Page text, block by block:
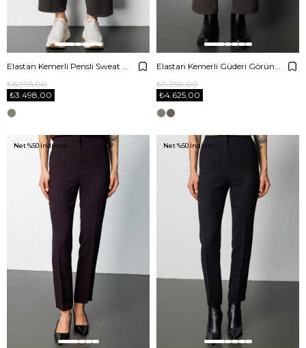
Elastan Kemerli Pensli Sweat Pantolon
₺3.498,00
₺6.995,00
Elastan Kemerli Güderi Görünümlü Pantolon
₺4.625,00
₺9.250,00
Net %50 İndirim! Net %50 İndirim!